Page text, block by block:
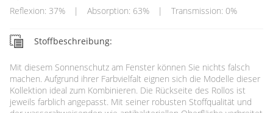
Reflexion: 37%
| Absorption: 63% | Transmission: 0%
Stoffbeschreibung:
Mit diesem Sonnenschutz am Fenster können Sie nichts falsch
machen. Aufgrund ihrer Farbvielfalt eignen sich die Modelle dieser
Kollektion ideal zum Kombinieren. Die Rückseite des Rollos ist
jeweils farblich angepasst. Mit seiner robusten Stoffqualität und